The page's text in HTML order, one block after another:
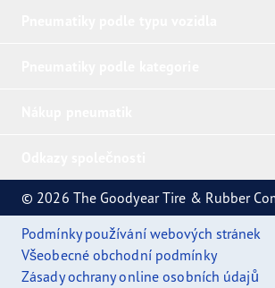
© 2026 The Goodyear Tire & Rubber
Podmínky používání webových stránek
Všeobecné obchodní podmínky
Zásady ochrany online osobních údajů